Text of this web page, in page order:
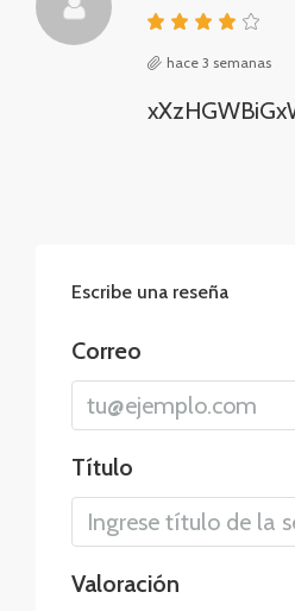
hace 3 semanas
Escribe una reseña
Correo
Título
Valoración